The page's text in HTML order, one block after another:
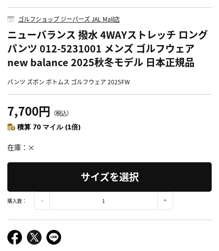
ゴルフショップ ジーパーズ JAL Mall店
ニューバランス 撥水 4WAYストレッチ ロング
パンツ 012-5231001 メンズ ゴルフウェア
new balance 2025秋冬モデル 日本正規品
パンツ ズボン ボトムス ゴルフウェア 2025FW
7,700円 （税込）
積算 70 マイル (1倍)
在庫 ×
サイズを選択
購入数：